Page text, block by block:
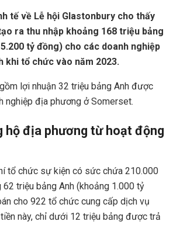
tế về Lễ hội Glastonbury cho thấy
ra thu nhập khoảng 168 triệu bảng
tỷ đồng) cho các doanh nghiệp
khi tổ chức vào năm 2023.
lợi nhuận 32 triệu bảng Anh được
nghiệp địa phương ở Somerset.
hộ địa phương từ hoạt động
tổ chức sự kiện có sức chứa 210.000
triệu bảng Anh (khoảng 1.000 tỷ
cho 922 tổ chức cung cấp dịch vụ
này, chỉ dưới 12 triệu bảng được trả